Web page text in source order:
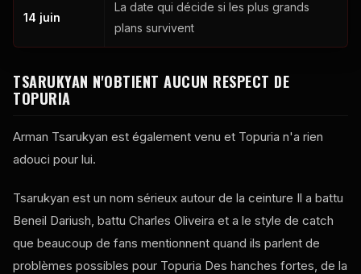
14 juin
La date qui décide si les plus grands
plans survivent
TSARUKYAN N'OBTIENT AUCUN RESPECT DE
TOPURIA
Arman Tsarukyan est également venu et Topuria n'a rien
adouci pour lui.
Tsarukyan est un nom sérieux autour de la ceinture Il a battu
Beneil Dariush, battu Charles Oliveira et a le style de catch
que beaucoup de fans mentionnent quand ils parlent de
problèmes possibles pour Topuria Des hanches fortes, de la